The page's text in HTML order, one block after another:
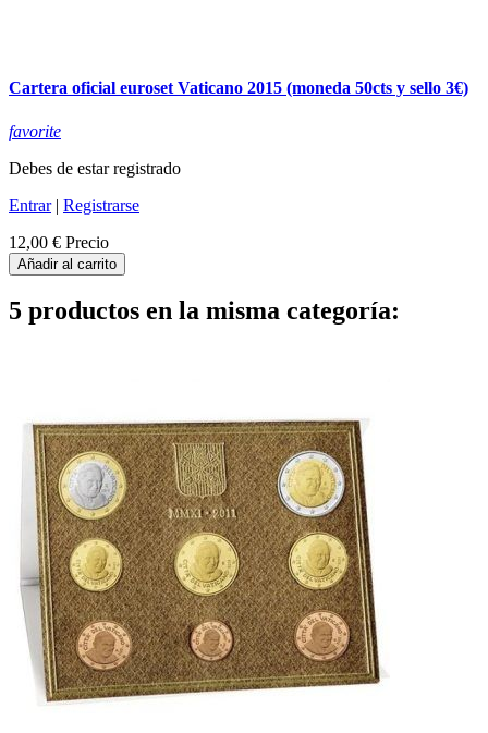
Cartera oficial euroset Vaticano 2015 (moneda 50cts y sello 3€)
favorite
Debes de estar registrado
Entrar| Registrarse
12,00 € Precio
Añadir al carrito
5 productos en la misma categoría: